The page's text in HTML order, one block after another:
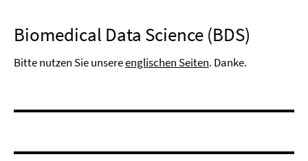
Biomedical Data Science (BDS)
Bitte nutzen Sie unsereenglischen Seiten. Danke.